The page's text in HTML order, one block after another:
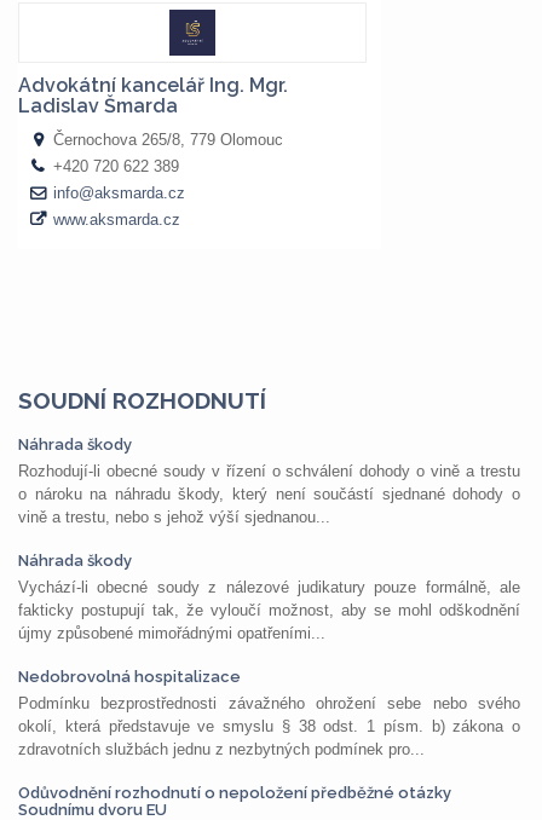
SOUDNÍ ROZHODNUTÍ
Náhrada škody
Rozhodují-li obecné soudy v řízení o schválení dohody o vině a trestu
o nároku na náhradu škody, který není součástí sjednané dohody o
vině a trestu, nebo s jehož výší sjednanou...
Náhrada škody
Vychází-li obecné soudy z nálezové judikatury pouze formálně, ale
fakticky postupují tak, že vyloučí možnost, aby se mohl odškodnění
újmy způsobené mimořádnými opatřeními...
Nedobrovolná hospitalizace
Podmínku bezprostřednosti závažného ohrožení sebe nebo svého
okolí, která představuje ve smyslu § 38 odst. 1 písm. b) zákona o
zdravotních službách jednu z nezbytných podmínek pro...
Odůvodnění rozhodnutí o nepoložení předběžné otázky
Soudnímu dvoru EU